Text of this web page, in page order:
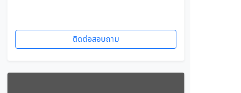
ติดต่อสอบถาม